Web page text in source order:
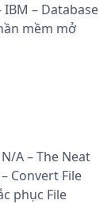
IBM – Database
mềm mở
A – The Neat
Convert File
phục File